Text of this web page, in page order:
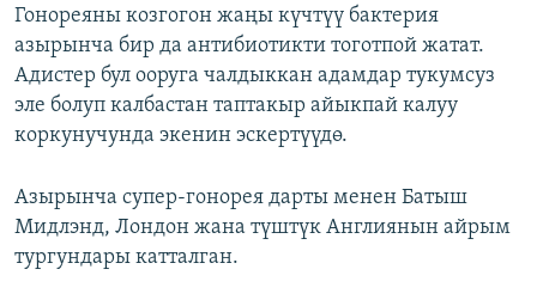
ЫҢГАЙСЫЗ СУРООЛОР
ЭЕ/АРнун бардык сайттары
Гонореяны козгогон жаңы күчтүү бактерия
азырынча бир да антибиотикти тоготпой жатат.
Адистер бул ооруга чалдыккан адамдар тукумсуз
эле болуп калбастан таптакыр айыкпай калуу
коркунучунда экенин эскертүүдө.
Азырынча супер-гонорея дарты менен Батыш
Мидлэнд, Лондон жана түштүк Англиянын айрым
тургундары катталган.